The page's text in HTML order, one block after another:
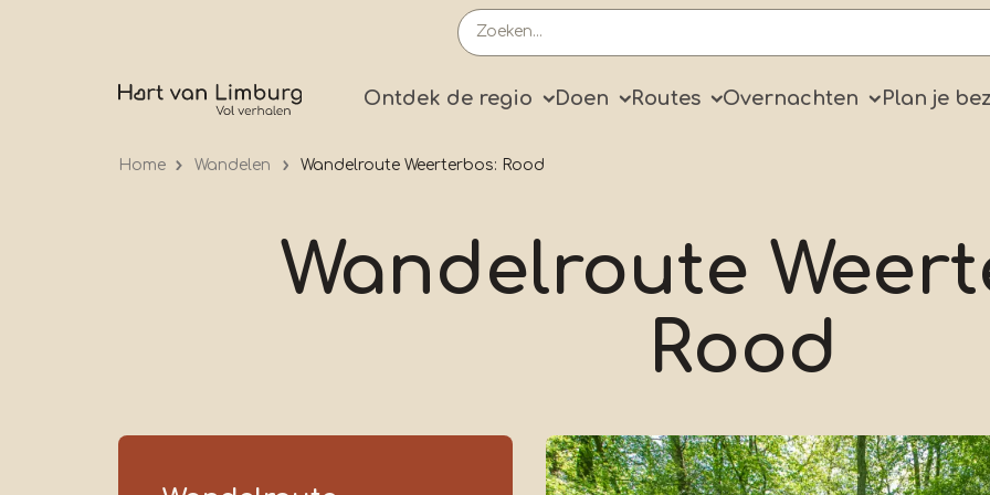
Primary
Ontdek de regio Doen Routes Overnachten Plan je
Home Wandelen Wandelroute Weerterbos: Rood
Wandelroute
Rood